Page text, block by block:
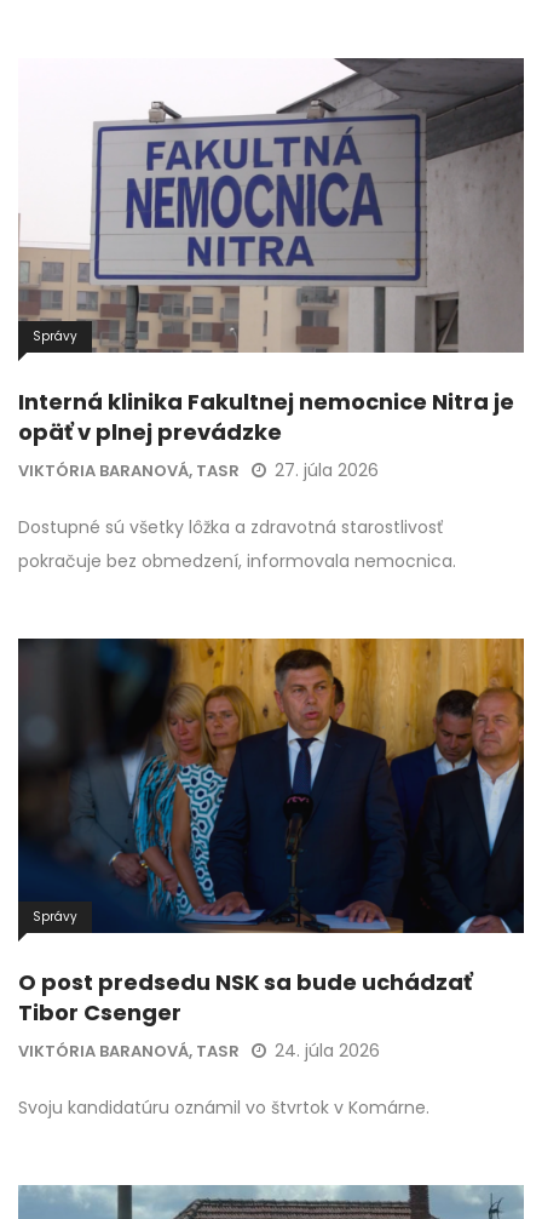
Správy
Interná klinika Fakultnej nemocnice Nitra je
opäť v plnej prevádzke
VIKTÓRIA BARANOVÁ, TASR 27. júla 2026
Dostupné sú všetky lôžka a zdravotná starostlivosť
pokračuje bez obmedzení, informovala nemocnica.
Správy
O post predsedu NSK sa bude uchádzať
Tibor Csenger
VIKTÓRIA BARANOVÁ, TASR 24. júla 2026
Svoju kandidatúru oznámil vo štvrtok v Komárne.